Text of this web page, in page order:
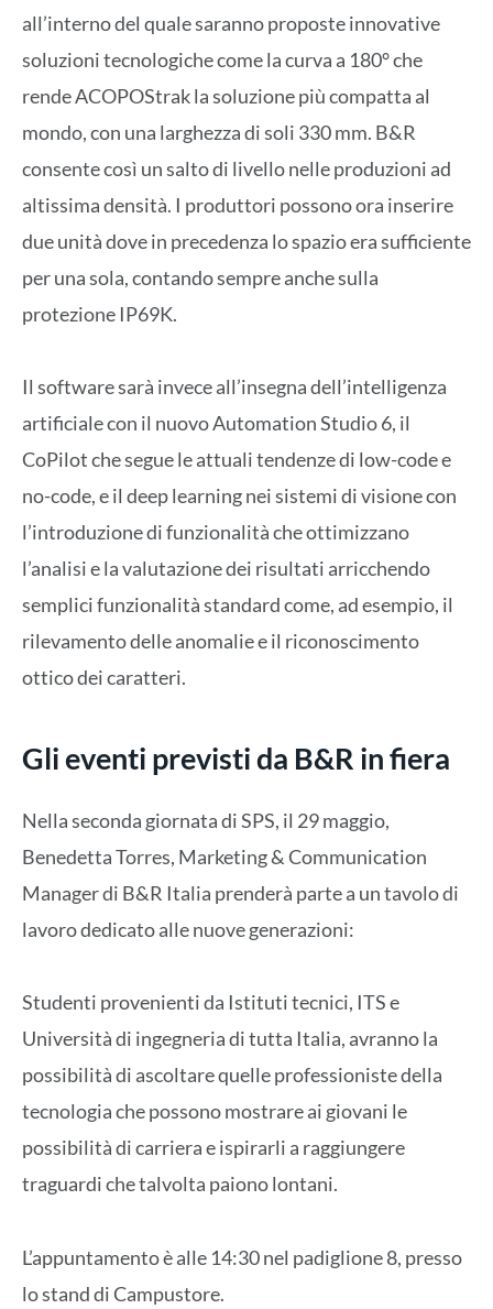
all’interno del quale saranno proposte innovative
soluzioni tecnologiche come la curva a 180° che
rende ACOPOStrak la soluzione più compatta al
mondo, con una larghezza di soli 330 mm. B&R
consente così un salto di livello nelle produzioni ad
altissima densità. I produttori possono ora inserire
due unità dove in precedenza lo spazio era sufficiente
per una sola, contando sempre anche sulla
protezione IP69K.
Il software sarà invece all’insegna dell’intelligenza
artificiale con il nuovo Automation Studio 6, il
CoPilot che segue le attuali tendenze di low-code e
no-code, e il deep learning nei sistemi di visione con
l’introduzione di funzionalità che ottimizzano
l’analisi e la valutazione dei risultati arricchendo
semplici funzionalità standard come, ad esempio, il
rilevamento delle anomalie e il riconoscimento
ottico dei caratteri.
Gli eventi previsti da B&R in fiera
Nella seconda giornata di SPS, il 29 maggio,
Benedetta Torres, Marketing & Communication
Manager di B&R Italia prenderà parte a un tavolo di
lavoro dedicato alle nuove generazioni:
Studenti provenienti da Istituti tecnici, ITS e
Università di ingegneria di tutta Italia, avranno la
possibilità di ascoltare quelle professioniste della
tecnologia che possono mostrare ai giovani le
possibilità di carriera e ispirarli a raggiungere
traguardi che talvolta paiono lontani.
L’appuntamento è alle 14:30 nel padiglione 8, presso
lo stand di Campustore.